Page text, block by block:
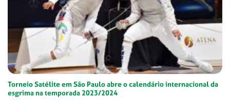
Torneio Satélite em São Paulo abre o calendário internacional da
esgrima na temporada 2023/2024